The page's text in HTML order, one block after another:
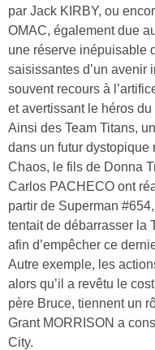
par Jack KIRBY, ou
OMAC, également due
une réserve inépuisable
saisissantes d’un avenir
souvent recours à
et avertissant le héros du
Ainsi des Team Titans,
dans un futur dystopique
Chaos, le fils de Donna
Carlos PACHECO ont
partir de Superman
tentait de débarrasser la
afin d’empêcher ce
Autre exemple, les
alors qu’il a revêtu le
père Bruce, tiennent un
Grant MORRISON a
City.